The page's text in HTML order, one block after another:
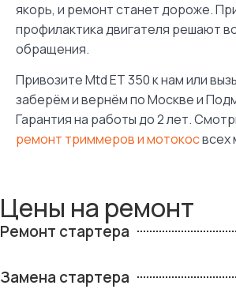
якорь, и ремонт станет дороже.
профилактика двигателя решают
обращения.
Привозите Mtd ET 350 к нам или
заберём и вернём по Москве и
Гарантия на работы до 2 лет.
ремонт триммеров и мотокосвсех
Цены на ремонт
Ремонт стартера
Замена стартера